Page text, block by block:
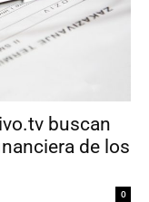
buscan
de los
0